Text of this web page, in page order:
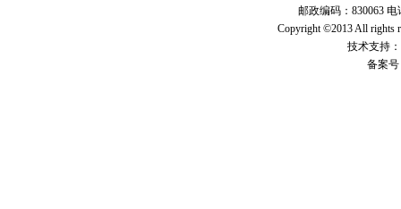
邮政编码：830063 电
Copyright ©2013 All rights
技术支持：
备案号